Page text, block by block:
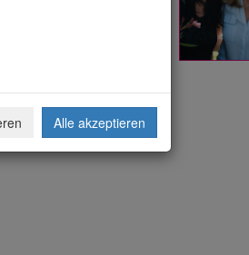
Alle akzeptieren